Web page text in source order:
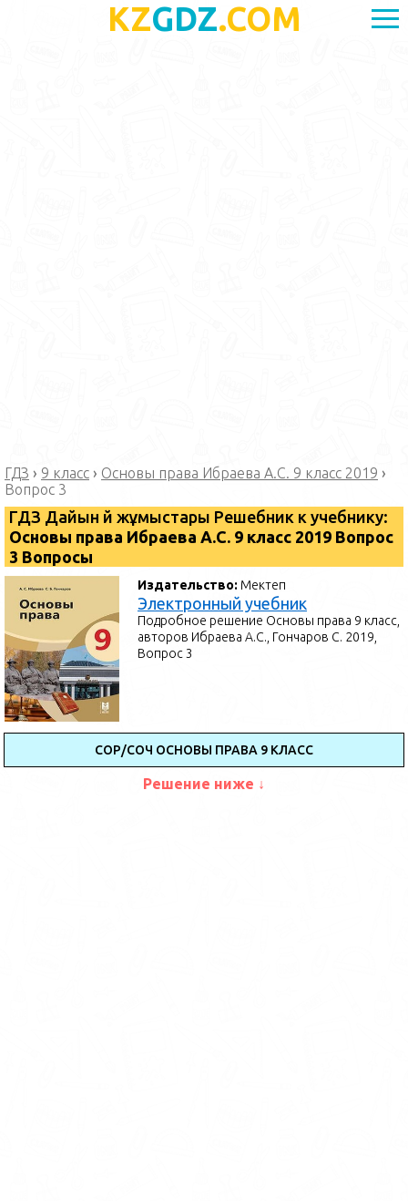
KZGDZ.COM
ГДЗ › 9 класс › Основы права Ибраева А.С. 9 класс 2019 ›
Вопрос 3
ГДЗ Дайын үй жұмыстары Решебник к учебнику:
Основы права Ибраева А.С. 9 класс 2019 Вопрос
3 Вопросы
Издательство: Мектеп
Электронный учебник
Подробное решение Основы права 9 класс,
авторов Ибраева А.С., Гончаров С. 2019,
Вопрос 3
СОР/СОЧ ОСНОВЫ ПРАВА 9 КЛАСС
Решение ниже ↓